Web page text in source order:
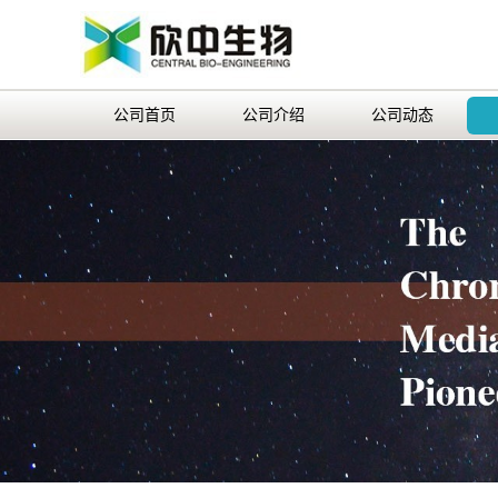
公司首页 公司介绍 公司动态